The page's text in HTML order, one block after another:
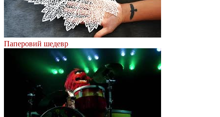
Паперовий шедевр